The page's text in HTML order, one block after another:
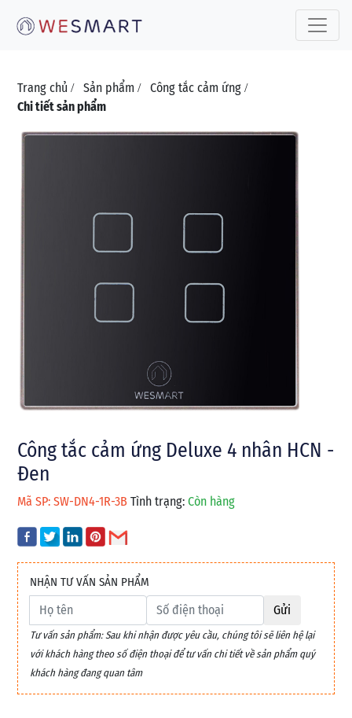
Trang chủ / Sản phẩm / Công tắc cảm ứng /
Chi tiết sản phẩm
Công tắc cảm ứng Deluxe 4 nhân HCN -
Đen
Mã SP: SW-DN4-1R-3B Tình trạng: Còn hàng
NHẬN TƯ VẤN SẢN PHẨM
Gửi
Tư vấn sản phẩm: Sau khi nhận được yêu cầu, chúng tôi sẽ liên hệ lại
với khách hàng theo số điện thoại để tư vấn chi tiết về sản phẩm quý
khách hàng đang quan tâm